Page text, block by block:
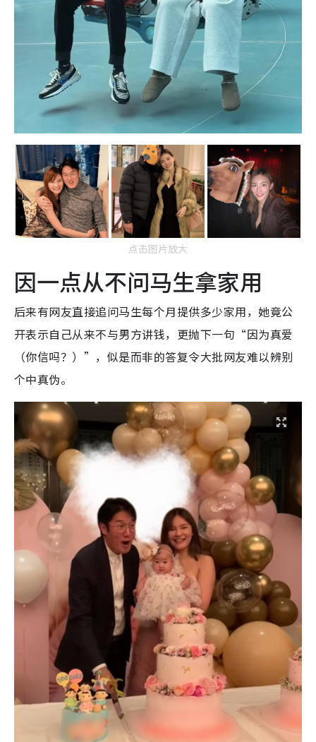
点击图片放大
因一点从不问马生拿家用
后来有网友直接追问马生每个月提供多少家用，她竟公
开表示自己从来不与男方讲钱，更抛下一句“因为真爱
（你信吗？）”，似是而非的答复令大批网友难以辨别
个中真伪。